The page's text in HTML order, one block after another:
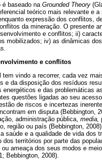
é baseado na Grounded Theory
teórico mais relevante e
expressão dos conflitos,
da mineração. O presente
e conflitos; ii)
mobilizados; iv) as dinâmicas
e conflitos
tem vindo a recorrer, cada vez
e da disposição dos resíduos
energéticos e das problemáticas
questões ligadas ao seu
de riscos e incertezas
em disputa (Bebbington,
administração pública, media,
região ou país (Bebbington,
saúde e a qualidade de vida dos
dos territórios por parte das
ou ameaça dos seus modos e
Bebbington, 2008).